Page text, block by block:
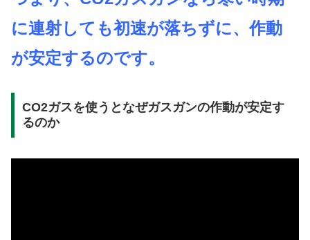
に連射しても初速が落ちずに、作動
が安定するのです。
CO2ガスを使うとなぜガスガンの作動が安定す
るのか